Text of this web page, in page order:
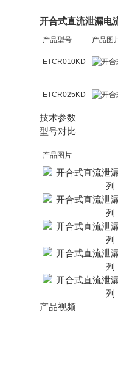
开合式直流泄漏电
产品型号 产品图
ETCR010KD
ETCR025KD
技术参数
型号对比
产品图片
产品视频